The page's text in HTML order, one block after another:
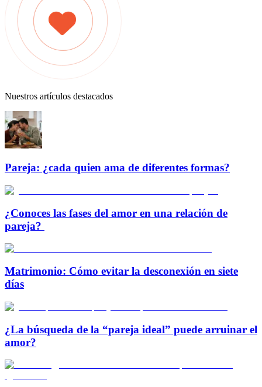
Nuestros artículos destacados
Pareja: ¿cada quien ama de diferentes formas?
¿Conoces las fases del amor en una relación de
pareja?
Matrimonio: Cómo evitar la desconexión en siete
días
¿La búsqueda de la “pareja ideal” puede arruinar el
amor?